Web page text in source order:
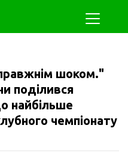
шоком."
поділився
найбільше
чемпіонату